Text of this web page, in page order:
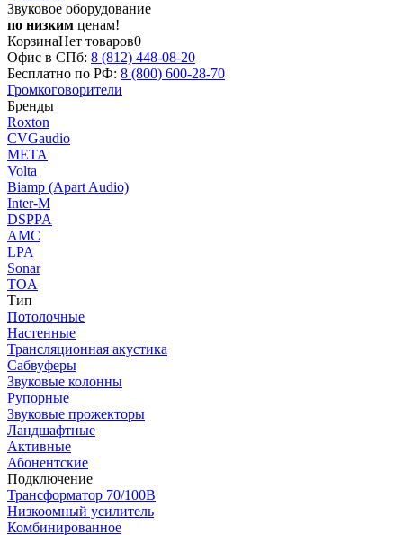
Звуковое оборудование
по низким ценам!
КорзинаНет товаров0
Офис в СПб: 8 (812) 448-08-20
Бесплатно по РФ: 8 (800) 600-28-70
Громкоговорители
Бренды
Roxton
CVGaudio
МЕТА
Volta
Biamp (Apart Audio)
Inter-M
DSPPA
AMC
LPA
Sonar
TOA
Тип
Потолочные
Настенные
Трансляционная акустика
Сабвуферы
Звуковые колонны
Рупорные
Звуковые прожекторы
Ландшафтные
Активные
Абонентские
Подключение
Трансформатор 70/100В
Низкоомный усилитель
Комбинированное